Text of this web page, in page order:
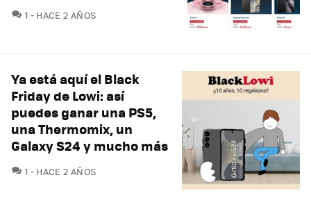
1 COMENTARIOS
HACE 2 AÑOS
Ya está aquí el Black
Friday de Lowi: así
puedes ganar una PS5,
una Thermomix, un
Galaxy S24 y mucho más
1 COMENTARIOS
HACE 2 AÑOS